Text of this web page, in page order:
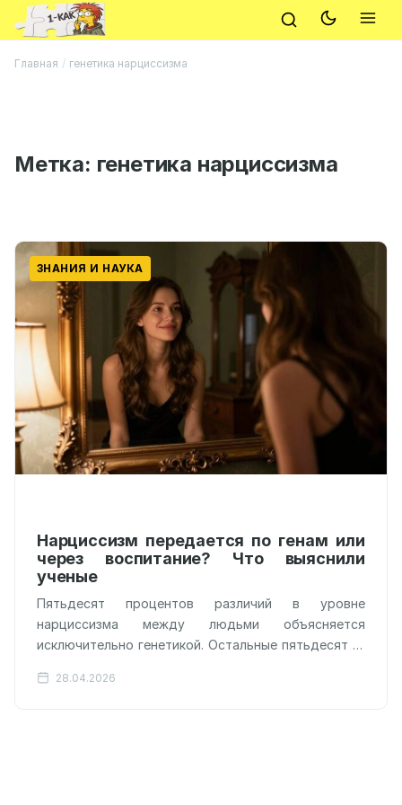
Главная / генетика нарциссизма
Метка: генетика нарциссизма
ЗНАНИЯ И НАУКА
Нарциссизм передается по генам или
через воспитание? Что выяснили
ученые
Пятьдесят процентов различий в уровне
нарциссизма между людьми объясняется
исключительно генетикой. Остальные пятьдесят —
как нас воспитывали родители.…
28.04.2026